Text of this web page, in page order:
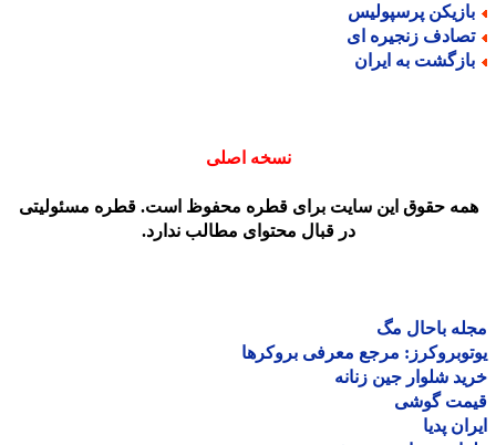
پرسپولیس
زنجیره ای
به ایران
نسخه اصلی
حقوق این سایت برای قطره محفوظ است. قطره مسئولیتی
در قبال محتوای مطالب ندارد.
باحال مگ
مرجع معرفی بروکرها
شلوار جین زنانه
گوشی
پدیا